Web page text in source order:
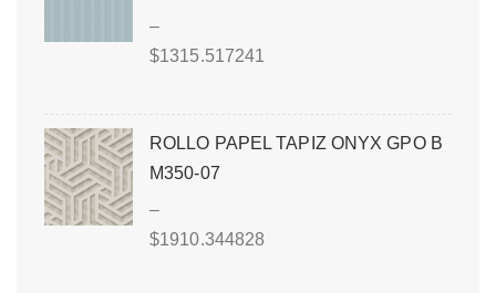
–
$1315.517241
ROLLO PAPEL TAPIZ ONYX GPO B
M350-07
–
$1910.344828